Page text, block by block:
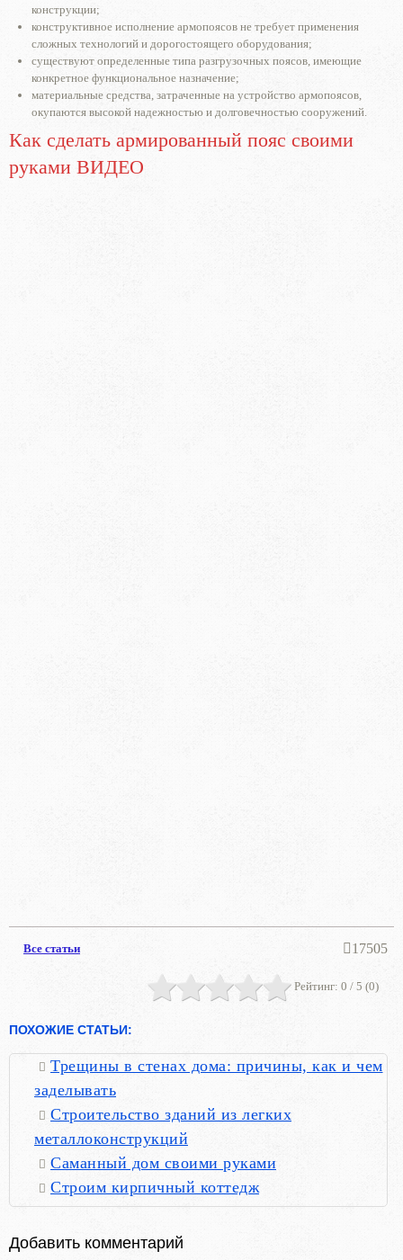
конструкции;
конструктивное исполнение армопоясов не требует применения
сложных технологий и дорогостоящего оборудования;
существуют определенные типа разгрузочных поясов, имеющие
конкретное функциональное назначение;
материальные средства, затраченные на устройство армопоясов,
окупаются высокой надежностью и долговечностью сооружений.
Как сделать армированный пояс своими
руками ВИДЕО
Все статьи 17505
Рейтинг: 0 / 5 (0)
ПОХОЖИЕ СТАТЬИ:
Трещины в стенах дома: причины, как и чем
заделывать
Строительство зданий из легких
металлоконструкций
Саманный дом своими руками
Строим кирпичный коттедж
Добавить комментарий